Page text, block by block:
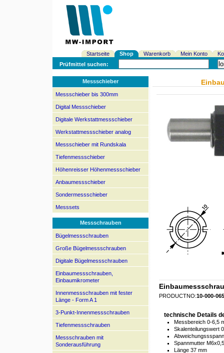
Startseite Shop Warenkorb Mein Konto
Prüfmittel suchen:
Messschieber
Messschieber bis 300mm
Digital Messschieber
Digitale Werkstattmessschieber
Werkstattmessschieber analog
Messschieber mit Rundskala
Tiefenmessschieber
Höhenreisser Höhenmessschieber
Anbaumessschieber
Sondermessschieber
Messsets
Messschrauben
Bügelmessschrauben
Große Bügelmessschrauben
Digitale Bügelmessschrauben
Einbaumessschrauben,
Einbaumikrometer
Innenmessschrauben mit fester
Länge - Form A 1
3-Punkt-Innenmessschrauben
Tiefenmessschrauben
Messschrauben mit
Sonderausführung
PRODUCTNO:10-000-
technische Details
Messbereich 0-6,5
Skalenteilungswert
Spannmutter M6x0,5
Länge 37 mm